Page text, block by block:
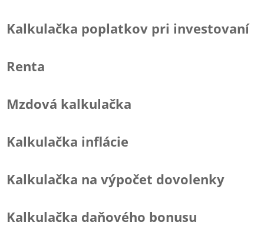
Kalkulačka poplatkov pri investovaní
Renta
Mzdová kalkulačka
Kalkulačka inflácie
Kalkulačka na výpočet dovolenky
Kalkulačka daňového bonusu